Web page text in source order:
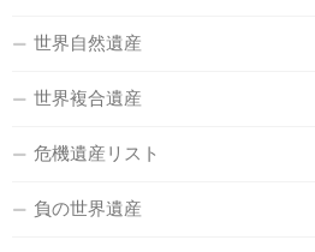
世界自然遺産
世界複合遺産
危機遺産リスト
負の世界遺産